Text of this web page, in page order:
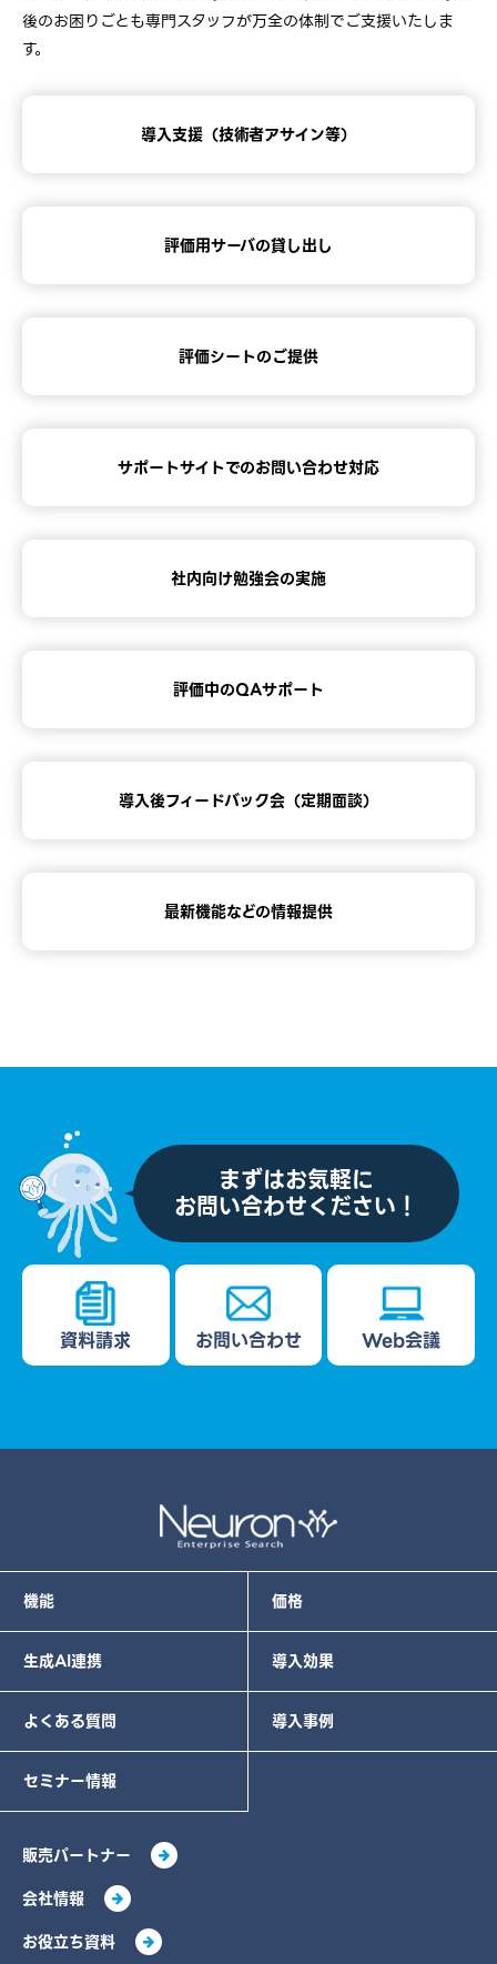
後のお困りごとも専門スタッフが万全の体制でご支援いたしま
す。
導入支援（技術者アサイン等）
評価用サーバの貸し出し
評価シートのご提供
サポートサイトでのお問い合わせ対応
社内向け勉強会の実施
評価中のQAサポート
導入後フィードバック会 （定期面談）
最新機能などの情報提供
まずはお気軽に
お問い合わせください！
資料請求 お問い合わせ Web会議
機能 価格
生成AI連携 導入効果
よくある質問 導入事例
セミナー情報
販売パートナー
会社情報
お役立ち資料